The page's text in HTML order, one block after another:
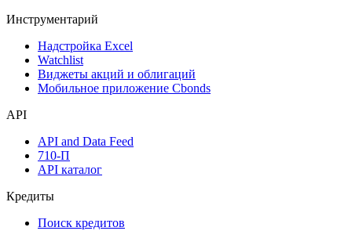
Инструментарий
Надстройка Excel
Watchlist
Виджеты акций и облигаций
Мобильное приложение Cbonds
API
API and Data Feed
710-П
API каталог
Кредиты
Поиск кредитов